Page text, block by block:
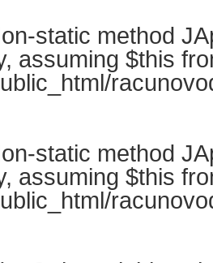
static method
assuming $this
static method
assuming $this